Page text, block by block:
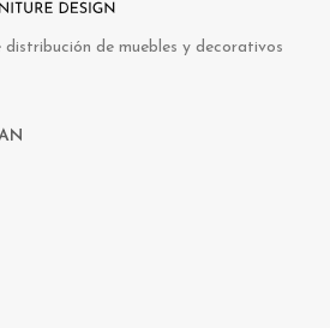
de muebles y decorativos